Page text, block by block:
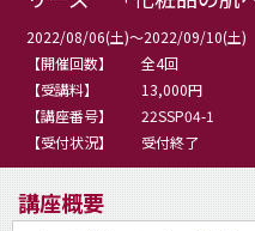
2022/08/06(土)～2022/09/10(土)
【開催回数】
全4回
【受講料】
13,000円
【講座番号】
22SSP04-1
【受付状況】
受付終了
講座概要